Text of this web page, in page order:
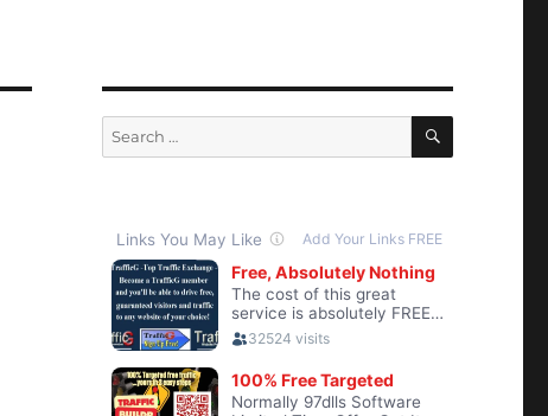
Search
for:
SEARCH